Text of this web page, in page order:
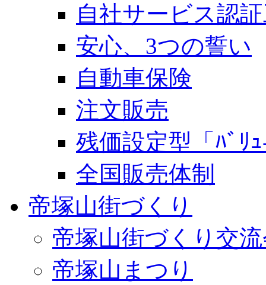
自社サービス認
安心、3つの誓い
自動車保険
注文販売
残価設定型「ﾊﾞﾘ
全国販売体制
帝塚山街づくり
帝塚山街づくり交
帝塚山まつり